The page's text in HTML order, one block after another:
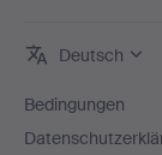
Deutsch
Bedingungen